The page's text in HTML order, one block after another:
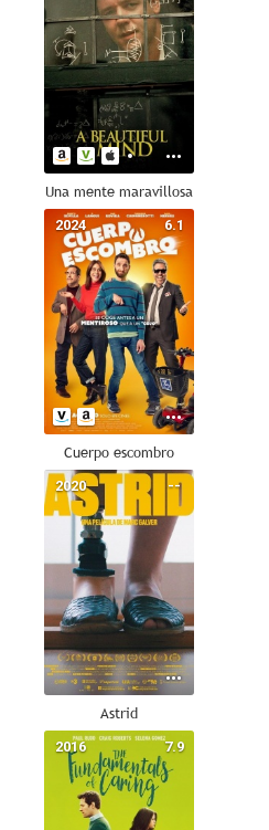
Una mente maravillosa
6.1
2024
Cuerpo escombro
--
2020
Astrid
7.9
2016